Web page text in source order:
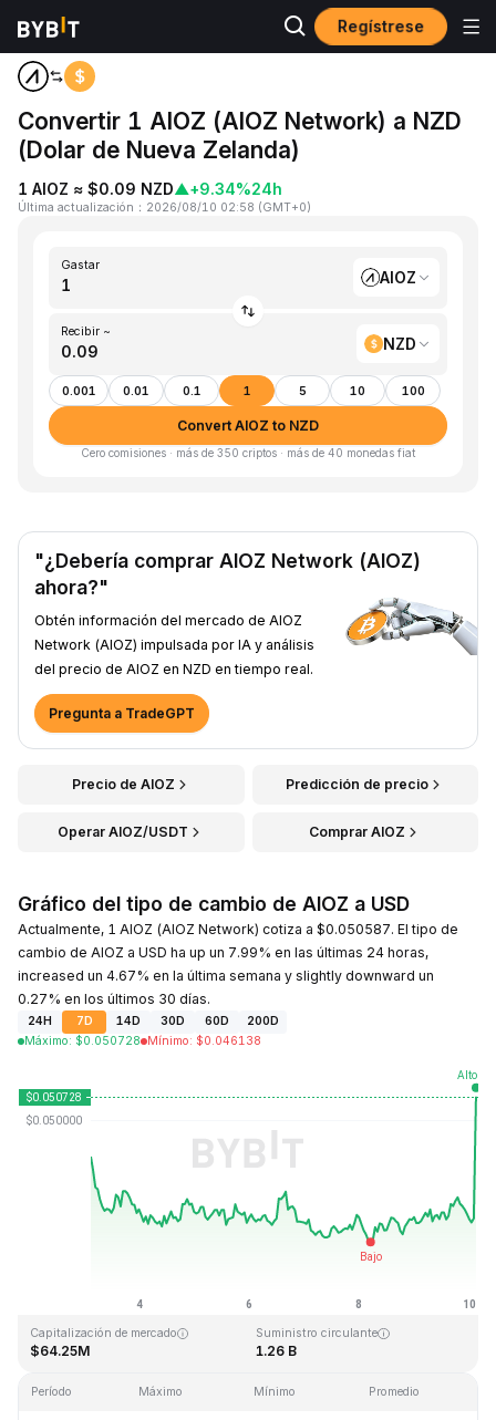
Regístrese
Inicio AIOZ to NZD
Convertir 1 AIOZ (AIOZ Network) a NZD
(Dolar de Nueva Zelanda)
1 AIOZ ≈ $0.09 NZD▲+9.34%24h
Última actualización ： 2026/08/10 02:58 (GMT+0)
Gastar
AIOZ
Recibir ~
NZD
0.001 0.01 0.1 1 5 10 100
Convert AIOZ to NZD
Cero comisiones · más de 350 criptos · más de 40 monedas fiat
"¿Debería comprar AIOZ Network (AIOZ)
ahora?"
Obtén información del mercado de AIOZ
Network (AIOZ) impulsada por IA y análisis
del precio de AIOZ en NZD en tiempo real.
Pregunta a TradeGPT
Precio de AIOZ Predicción de precio
Operar AIOZ/USDT Comprar AIOZ
Gráfico del tipo de cambio de AIOZ a USD
Actualmente, 1 AIOZ (AIOZ Network) cotiza a $0.050587. El tipo de
cambio de AIOZ a USD ha up un 7.99% en las últimas 24 horas,
increased un 4.67% en la última semana y slightly downward un
0.27% en los últimos 30 días.
24H 7D 14D 30D 60D
200D
Máximo: $0.050728 Mínimo: $0.046138
Capitalización de mercado
$64.25M
Suministro circulante
1.26 B
Período Máximo Mínimo Promedio